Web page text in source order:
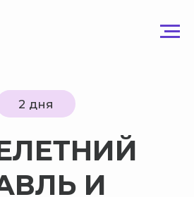
кольца